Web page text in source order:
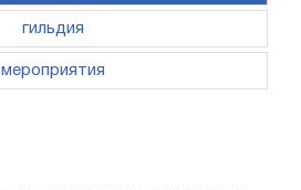
гильдия
мероприятия